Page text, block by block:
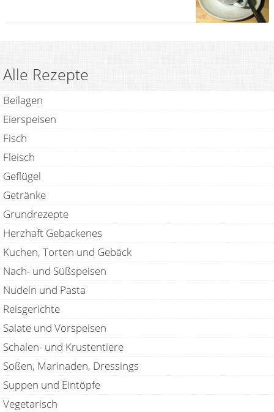
Alle Rezepte
Beilagen
Eierspeisen
Fisch
Fleisch
Geflügel
Getränke
Grundrezepte
Herzhaft Gebackenes
Kuchen, Torten und Gebäck
Nach- und Süßspeisen
Nudeln und Pasta
Reisgerichte
Salate und Vorspeisen
Schalen- und Krustentiere
Soßen, Marinaden, Dressings
Suppen und Eintöpfe
Vegetarisch